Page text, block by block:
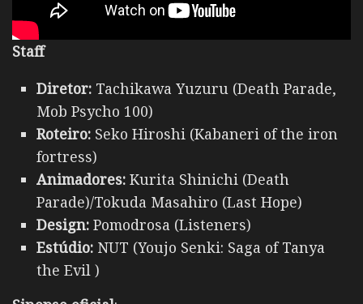
Staff
Diretor: Tachikawa Yuzuru (Death Parade,
Mob Psycho 100)
Roteiro: Seko Hiroshi (Kabaneri of the iron
fortress)
Animadores: Kurita Shinichi (Death
Parade)/Tokuda Masahiro (Last Hope)
Design: Pomodrosa (Listeners)
Estúdio: NUT (Youjo Senki: Saga of Tanya
the Evil )